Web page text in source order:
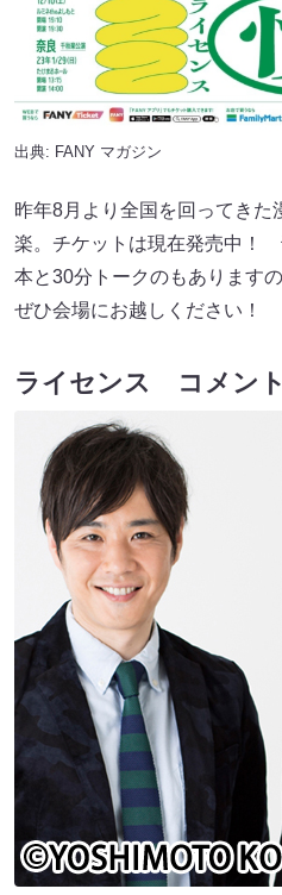
出典: FANY マガジン
昨年8月より全国を回ってきた
楽。チケットは現在発売中！
本と30分トークのもあります
ぜひ会場にお越しください！
ライセンス コメント